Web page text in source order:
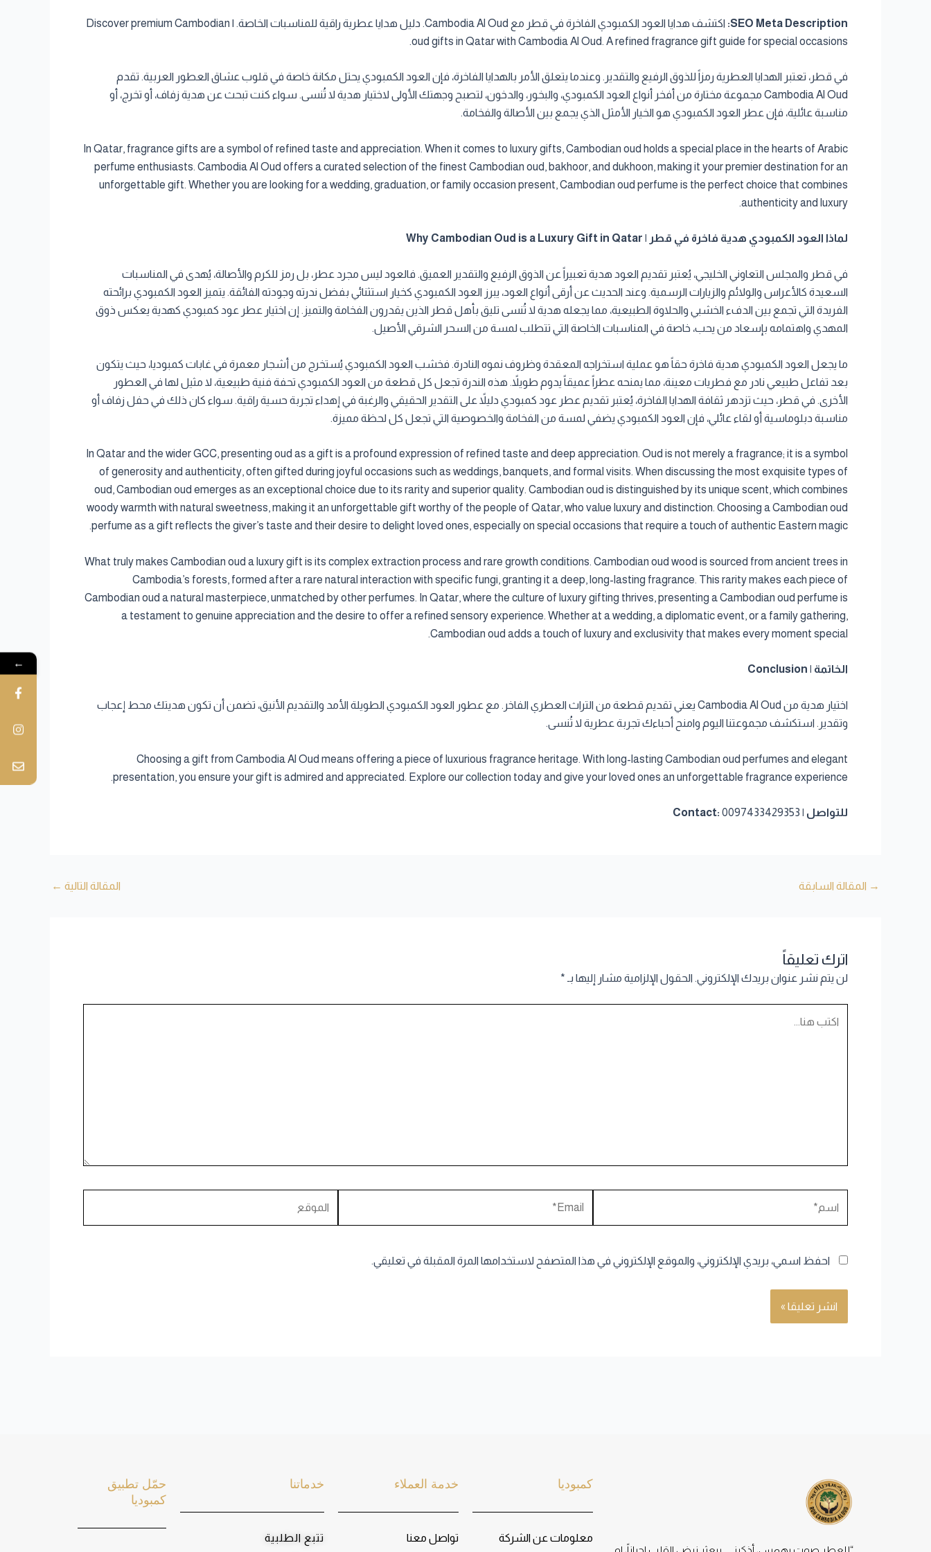
SEO Meta Description:
اكتشف هدايا العود الكمبودي الفاخرة في قطر مع Cambodia Al Oud. دليل هدايا عطرية راقية للمناسبات الخاصة. | Discover premium Cambodian
oud gifts in Qatar with Cambodia Al Oud. A refined fragrance gift guide for special occasions.
في قطر، تعتبر الهدايا العطرية رمزاً للذوق الرفيع والتقدير. وعندما يتعلق الأمر بالهدايا الفاخرة، فإن العود الكمبودي يحتل مكانة خاصة في قلوب عشاق العطور العربية. تقدم
Cambodia Al Oud مجموعة مختارة من أفخر أنواع العود الكمبودي، والبخور، والدخون، لتصبح وجهتك الأولى لاختيار هدية لا تُنسى. سواء كنت تبحث عن هدية زفاف، أو تخرج، أو
مناسبة عائلية، فإن عطر العود الكمبودي هو الخيار الأمثل الذي يجمع بين الأصالة والفخامة.
In Qatar, fragrance gifts are a symbol of refined taste and appreciation. When it comes to luxury gifts, Cambodian oud holds a special place in the hearts of Arabic
perfume enthusiasts. Cambodia Al Oud offers a curated selection of the finest Cambodian oud, bakhoor, and dukhoon, making it your premier destination for an
unforgettable gift. Whether you are looking for a wedding, graduation, or family occasion present, Cambodian oud perfume is the perfect choice that combines
authenticity and luxury.
لماذا العود الكمبودي هدية فاخرة في قطر | Why Cambodian Oud is a Luxury Gift in Qatar
في قطر والمجلس التعاوني الخليجي، يُعتبر تقديم العود هدية تعبيراً عن الذوق الرفيع والتقدير العميق. فالعود ليس مجرد عطر، بل رمز للكرم والأصالة، يُهدى في المناسبات
السعيدة كالأعراس والولائم والزيارات الرسمية. وعند الحديث عن أرقى أنواع العود، يبرز العود الكمبودي كخيار استثنائي بفضل ندرته وجودته الفائقة. يتميز العود الكمبودي برائحته
الفريدة التي تجمع بين الدفء الخشبي والحلاوة الطبيعية، مما يجعله هدية لا تُنسى تليق بأهل قطر الذين يقدرون الفخامة والتميز. إن اختيار عطر عود كمبودي كهدية يعكس ذوق
المهدي واهتمامه بإسعاد من يحب، خاصة في المناسبات الخاصة التي تتطلب لمسة من السحر الشرقي الأصيل.
ما يجعل العود الكمبودي هدية فاخرة حقاً هو عملية استخراجه المعقدة وظروف نموه النادرة. فخشب العود الكمبودي يُستخرج من أشجار معمرة في غابات كمبوديا، حيث يتكون
بعد تفاعل طبيعي نادر مع فطريات معينة، مما يمنحه عطراً عميقاً يدوم طويلاً. هذه الندرة تجعل كل قطعة من العود الكمبودي تحفة فنية طبيعية، لا مثيل لها في العطور
الأخرى. في قطر، حيث تزدهر ثقافة الهدايا الفاخرة، يُعتبر تقديم عطر عود كمبودي دليلاً على التقدير الحقيقي والرغبة في إهداء تجربة حسية راقية. سواء كان ذلك في حفل زفاف أو
مناسبة دبلوماسية أو لقاء عائلي، فإن العود الكمبودي يضفي لمسة من الفخامة والخصوصية التي تجعل كل لحظة مميزة.
In Qatar and the wider GCC, presenting oud as a gift is a profound expression of refined taste and deep appreciation. Oud is not merely a fragrance; it is a symbol
of generosity and authenticity, often gifted during joyful occasions such as weddings, banquets, and formal visits. When discussing the most exquisite types of
oud, Cambodian oud emerges as an exceptional choice due to its rarity and superior quality. Cambodian oud is distinguished by its unique scent, which combines
woody warmth with natural sweetness, making it an unforgettable gift worthy of the people of Qatar, who value luxury and distinction. Choosing a Cambodian oud
perfume as a gift reflects the giver’s taste and their desire to delight loved ones, especially on special occasions that require a touch of authentic Eastern magic.
What truly makes Cambodian oud a luxury gift is its complex extraction process and rare growth conditions. Cambodian oud wood is sourced from ancient trees in
Cambodia’s forests, formed after a rare natural interaction with specific fungi, granting it a deep, long-lasting fragrance. This rarity makes each piece of
Cambodian oud a natural masterpiece, unmatched by other perfumes. In Qatar, where the culture of luxury gifting thrives, presenting a Cambodian oud perfume is
a testament to genuine appreciation and the desire to offer a refined sensory experience. Whether at a wedding, a diplomatic event, or a family gathering,
Cambodian oud adds a touch of luxury and exclusivity that makes every moment special.
الخاتمة | Conclusion
اختيار هدية من Cambodia Al Oud يعني تقديم قطعة من التراث العطري الفاخر. مع عطور العود الكمبودي الطويلة الأمد والتقديم الأنيق، تضمن أن تكون هديتك محط إعجاب
وتقدير. استكشف مجموعتنا اليوم وامنح أحباءك تجربة عطرية لا تُنسى.
Choosing a gift from Cambodia Al Oud means offering a piece of luxurious fragrance heritage. With long-lasting Cambodian oud perfumes and elegant
presentation, you ensure your gift is admired and appreciated. Explore our collection today and give your loved ones an unforgettable fragrance experience.
للتواصل | Contact: 0097433429353
→ المقالة السابقة المقالة التالية ←
اترك تعليقاً
لن يتم نشر عنوان بريدك الإلكتروني. الحقول الإلزامية مشار إليها بـ *
هنا...
احفظ اسمي، بريدي الإلكتروني، والموقع الإلكتروني في هذا المتصفح لاستخدامها المرة المقبلة في تعليقي.
كمبوديا
معلومات عن الشركة
خدمة العملاء
تواصل معنا
خدماتنا
تتبع الطلبية
حمّل تطبيق
كمبوديا
←